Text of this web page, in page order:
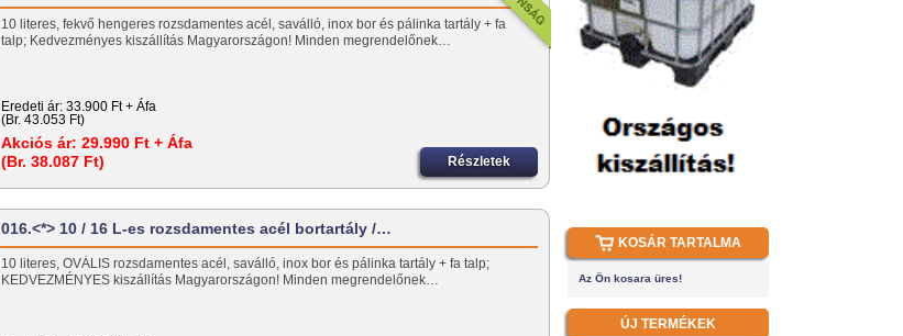
10 literes, fekvő hengeres rozsdamentes acél, saválló, inox bor és pálinka tartály + fa
talp; Kedvezményes kiszállítás Magyarországon! Minden megrendelőnek…
Eredeti ár: 33.900 Ft + Áfa
(Br. 43.053 Ft)
Akciós ár: 29.990 Ft + Áfa
(Br. 38.087 Ft)
Részletek
016.<*> 10 / 16 L-es rozsdamentes acél bortartály /…
10 literes, OVÁLIS rozsdamentes acél, saválló, inox bor és pálinka tartály + fa talp;
KEDVEZMÉNYES kiszállítás Magyarországon! Minden megrendelőnek…
KOSÁR TARTALMA
Az Ön kosara üres!
ÚJ TERMÉKEK